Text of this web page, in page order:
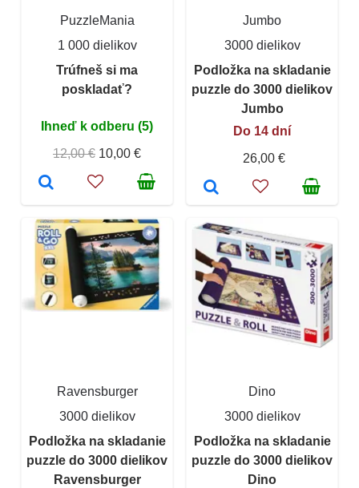
PuzzleMania
1 000 dielikov
Trúfneš si ma
poskladať?
Ihneď k odberu (5)
12,00 € 10,00 €
Jumbo
3000 dielikov
Podložka na skladanie
puzzle do 3000 dielikov
Jumbo
Do 14 dní
26,00 €
Ravensburger
3000 dielikov
Podložka na skladanie
puzzle do 3000 dielikov
Ravensburger
Dino
3000 dielikov
Podložka na skladanie
puzzle do 3000 dielikov
Dino